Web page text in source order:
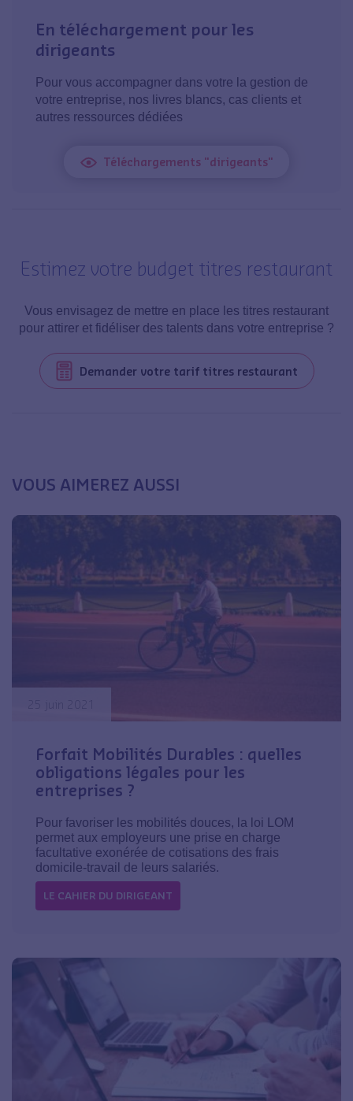
En téléchargement pour les
dirigeants
Pour vous accompagner dans votre la gestion de
votre entreprise, nos livres blancs, cas clients et
autres ressources dédiées
Téléchargements "dirigeants"
Estimez votre budget titres restaurant
Vous envisagez de mettre en place les titres restaurant
pour attirer et fidéliser des talents dans votre entreprise ?
Demander votre tarif titres restaurant
VOUS AIMEREZ AUSSI
Forfait Mobilités Durables : quelles
obligations légales pour les
entreprises ?
Pour favoriser les mobilités douces, la loi LOM
permet aux employeurs une prise en charge
facultative exonérée de cotisations des frais
domicile-travail de leurs salariés.
LE CAHIER DU DIRIGEANT